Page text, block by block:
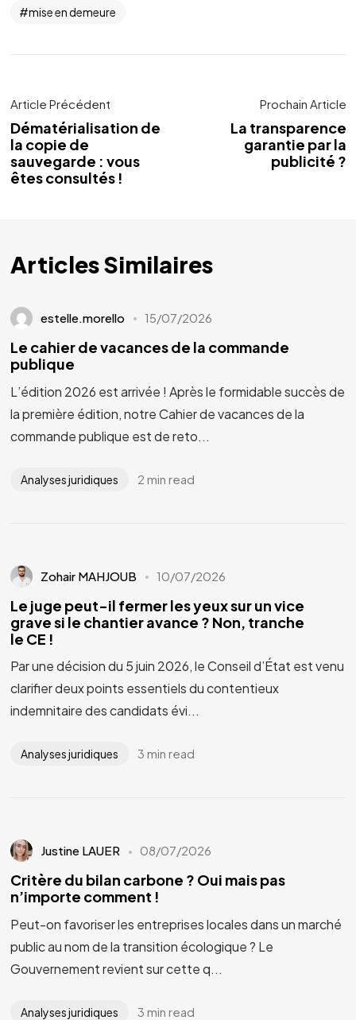
mise en demeure
Article Précédent
Dématérialisation de
la copie de
sauvegarde : vous
êtes consultés !
Prochain Article
La transparence
garantie par la
publicité ?
Articles Similaires
estelle.morello 15/07/2026
Le cahier de vacances de la commande
publique
L’édition 2026 est arrivée ! Après le formidable succès de
la première édition, notre Cahier de vacances de la
commande publique est de reto...
Analyses juridiques 2 min read
Zohair MAHJOUB 10/07/2026
Le juge peut-il fermer les yeux sur un vice
grave si le chantier avance ? Non, tranche
le CE !
Par une décision du 5 juin 2026, le Conseil d’État est venu
clarifier deux points essentiels du contentieux
indemnitaire des candidats évi...
Analyses juridiques 3 min read
Justine LAUER 08/07/2026
Critère du bilan carbone ? Oui mais pas
n’importe comment !
Peut-on favoriser les entreprises locales dans un marché
public au nom de la transition écologique ? Le
Gouvernement revient sur cette q...
Analyses juridiques 3 min read